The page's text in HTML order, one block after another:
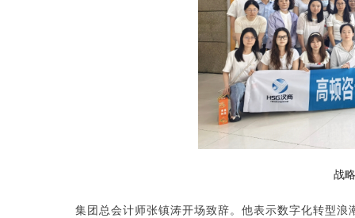
战
集团总会计师张镇涛开场致辞。他表示数字化转型浪